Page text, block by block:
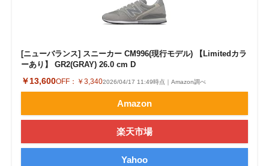
[ニューバランス] スニーカー CM996(現行モデル) 【Limitedカラ
ーあり】 GR2(GRAY) 26.0 cm D
￥13,600OFF： ￥3,3402026/04/17 11:49時点｜Amazon調べ
Amazon
楽天市場
Yahoo